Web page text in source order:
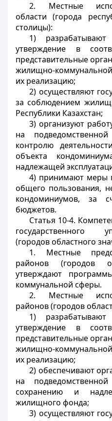
2. Местные
области (города
столицы):
1)
утверждение в
представительные
жилищно-
их реализацию;
2) осуществляют
за соблюдением
Республики Казахстан;
3) организуют
на
контролю
объекта
надлежащей
4) принимают меры
общего пользования,
кондоминиумов, за
бюджетов.
Статья 10-4.
государственного
(городов областного
1. Местные
районов (городов
утверждают
коммунальной сферы.
2. Местные
районов (городов
1)
утверждение в
представительные
жилищно-
их реализацию;
2) обеспечивают
на
сохранению и
жилищного фонда;
3) осуществляют